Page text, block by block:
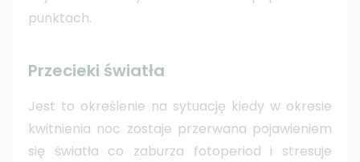
punktach.
Przecieki światła
Jest to określenie na sytuację kiedy w okresie
kwitnienia noc zostaje przerwana pojawieniem
się światła co zaburza fotoperiod i stresuje